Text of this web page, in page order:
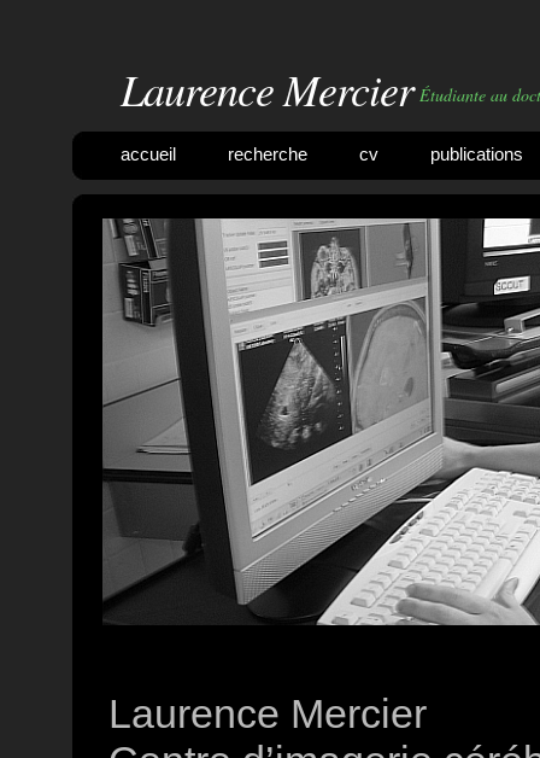
Laurence Mercier Étudiante au
accueil recherche cv publications
Laurence Mercier